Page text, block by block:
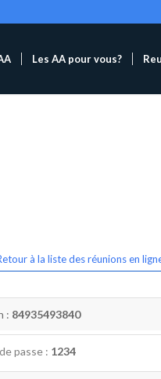
Les AA pour vous?
à la liste des réunions en
: 84935493840
passe : 1234